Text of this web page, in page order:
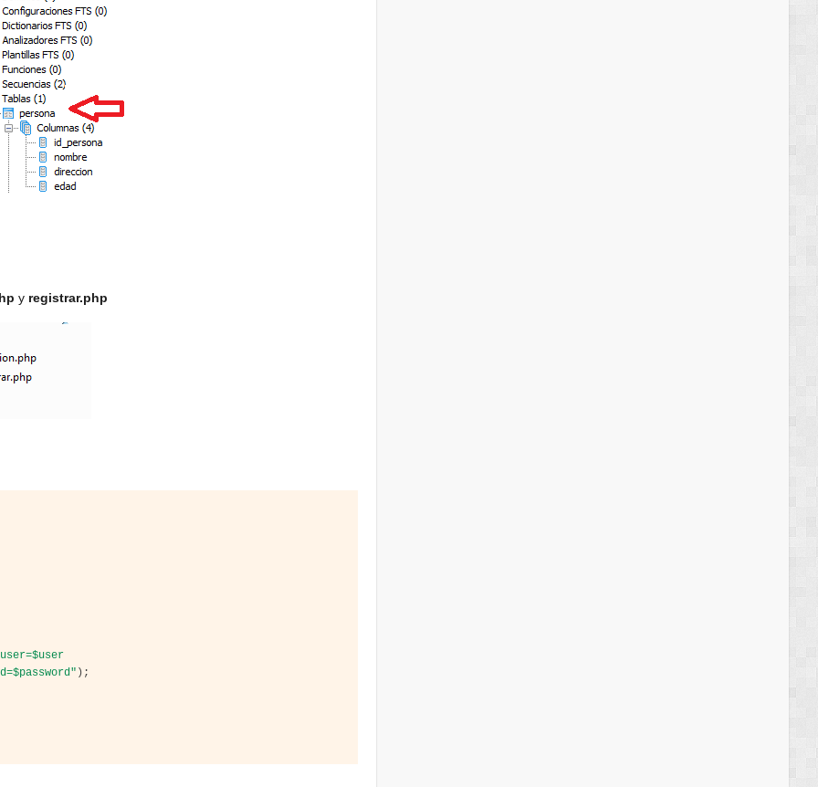
y registrar.php
);